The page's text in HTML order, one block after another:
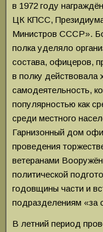
в 1972 году
ЦК КПСС,
Министров СССР».
полка уделяло
состава, офицеров,
в полку действовала
самодеятельность,
популярностью как
среди местного
Гарнизонный дом
проведения
ветеранами
политической
годовщины части и
подразделениям «за
В летний период